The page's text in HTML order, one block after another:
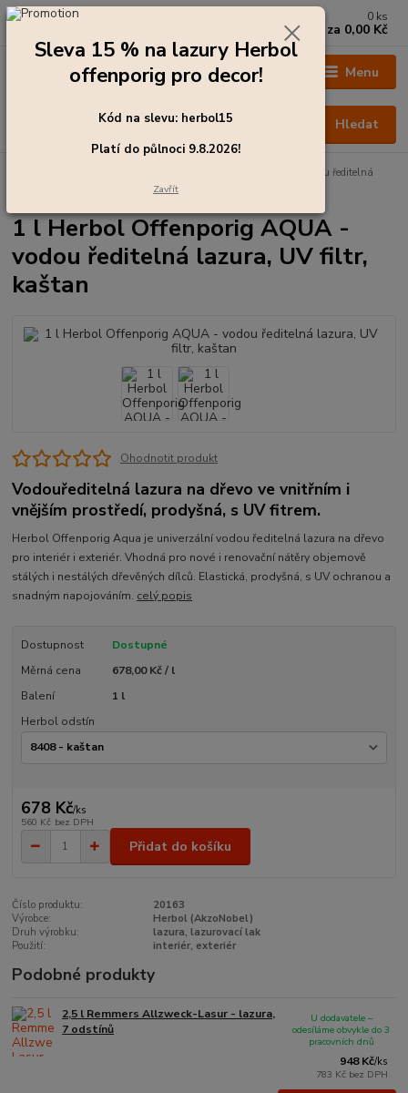
Menu
Hledat
+420 273 136 255
0 ks
za 0,00 Kč
1 l Herbol Offenporig AQUA - vodou ředitelná
1 l Herbol Offenporig AQUA -
vodou ředitelná lazura, UV filtr,
kaštan
Ohodnotit produkt
Vodouředitelná lazura na dřevo ve vnitřním i
vnějším prostředí, prodyšná, s UV fitrem.
Herbol Offenporig Aqua je univerzální vodou ředitelná lazura na dřevo
pro interiér i exteriér. Vhodná pro nové i renovační nátěry objemově
stálých i nestálých dřevěných dílců. Elastická, prodyšná, s UV ochranou a
snadným napojováním. celý popis
Dostupnost
Dostupné
Měrná cena
678,00 Kč / l
Balení
1 l
Herbol odstín
678 Kč/ks
560 Kč bez DPH
Přidat do košíku
Číslo produktu:
20163
Výrobce:
Herbol (AkzoNobel)
Druh výrobku:
lazura, lazurovací lak
Použití:
interiér, exteriér
Podobné produkty
2,5 l Remmers Allzweck-Lasur - lazura,
7 odstínů
948 Kč/ks
783 Kč bez DPH
U dodavatele –
odesíláme obvykle do 3
pracovních dnů
Sleva 15 % na lazury Herbol
offenporig pro decor!
Kód na slevu: herbol15
Platí do půlnoci 9.8.2026!
Zavřít